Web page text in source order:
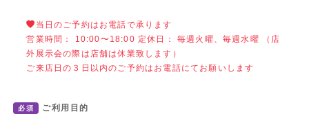
当日のご予約はお電話で承ります
営業時間： 10:00〜18:00 定休日： 毎週火曜、毎週水曜 （店
外展示会の際は店舗は休業致します）
ご来店日の３日以内のご予約はお電話にてお願いします
必須 ご利用目的